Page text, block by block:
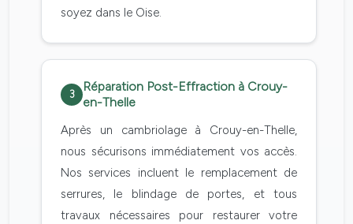
soyez dans le Oise.
3
Réparation Post-Effraction à Crouy-
en-Thelle
Après un cambriolage à Crouy-en-Thelle,
nous sécurisons immédiatement vos accès.
Nos services incluent le remplacement de
serrures, le blindage de portes, et tous
travaux nécessaires pour restaurer votre